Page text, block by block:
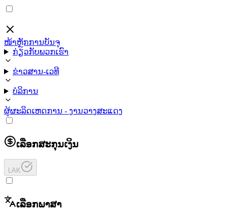
ໜ້າຫຼັກການບັນຈຸ
ກ່ຽວກັບພວກເຮົາ
ຂ່າວສານ-ເວທີ
ບໍລິການ
ຜູ້ຜະລິດເຫດການ - ງານວາງສະແດງ
ເລືອກສະກຸນເງິນ
LAK
ເລືອກພາສາ